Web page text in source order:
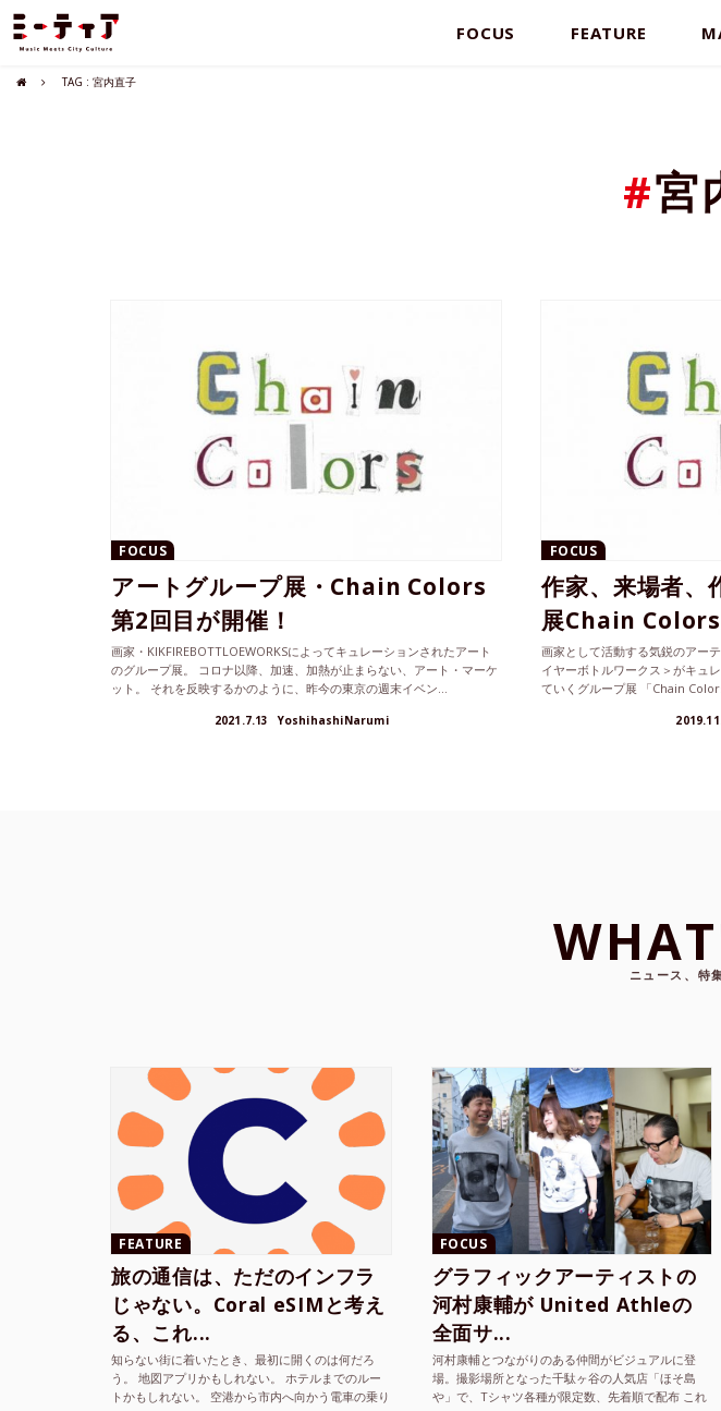
FOCUS FEATURE
TAG : 宮内直子
#宮
FOCUS
アートグループ展・Chain Colors
第2回目が開催！
画家・KIKFIREBOTTLOEWORKSによってキュレーションされたアート
のグループ展。 コロナ以降、加速、加熱が止まらない、アート・マーケ
ット。 それを反映するかのように、昨今の東京の週末イベン...
2021.7.13 YoshihashiNarumi
FOCUS
作家、来場者、
展Chain Colors
画家として活動する気鋭のア
イヤーボトルワークス＞がキュ
ていくグループ展 「Chain
ニュース、特
FEATURE
旅の通信は、ただのインフラ
じゃない。Coral eSIMと考え
る、これ...
知らない街に着いたとき、最初に開くのは何だろ
う。 地図アプリかもしれない。 ホテルまでのルー
トかもしれない。 空港から市内へ向かう電車の乗り
FOCUS
グラフィックアーティストの
河村康輔が United Athleの
全面サ...
河村康輔とつながりのある仲間がビジュアルに登
場。撮影場所となった千駄ヶ谷の人気店「ほそ島
や」で、Tシャツ各種が限定数、先着順で配布 これ